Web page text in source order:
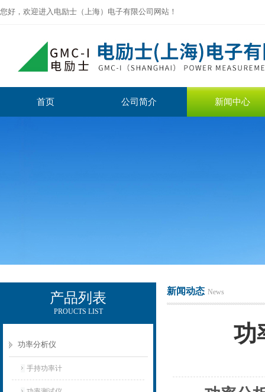
您好，欢迎进入电励士（上海）电子有限公司网站！
首页 公司简介 新闻中心
产品列表
PROUCTS LIST
功率分析仪
手持功率计
新闻动态 News
功